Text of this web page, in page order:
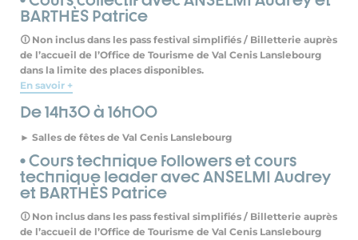
BARTHÈS Patrice
🛈 Non inclus dans les pass festival simplifiés / Billetterie auprès
de l’accueil de l’Office de Tourisme de Val Cenis Lanslebourg
dans la limite des places disponibles.
En savoir +
De 14h30 à 16h00
► Salles de fêtes de Val Cenis Lanslebourg
• Cours technique followers et cours
technique leader avec ANSELMI Audrey
et BARTHÈS Patrice
🛈 Non inclus dans les pass festival simplifiés / Billetterie auprès
de l’accueil de l’Office de Tourisme de Val Cenis Lanslebourg